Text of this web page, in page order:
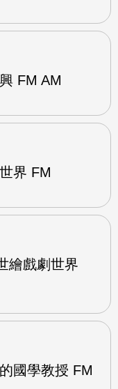
FM AM
界 FM
繪戲劇世界
國學教授 FM